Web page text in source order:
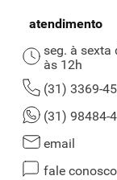
atendimento
seg. à sexta
às 12h
(31) 3369-
(31) 98484-
email
fale conosco